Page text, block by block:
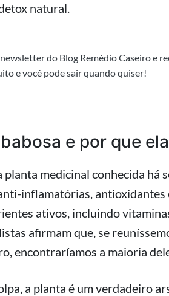
natural.
do Blog Remédio Caseiro e
e você pode sair quando quiser!
e por que
planta medicinal conhecida há
inflamatórias, antioxidantes
ativos, incluindo
afirmam que, se
encontraríamos a maioria
a planta é um verdadeiro